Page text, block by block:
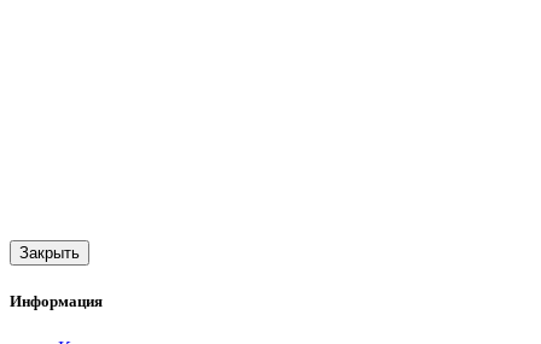
Закрыть
Информация